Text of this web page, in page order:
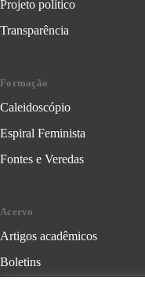
Projeto político
Transparência
Formação
Caleidoscópio
Espiral Feminista
Fontes e Veredas
Acervo
Artigos acadêmicos
Boletins